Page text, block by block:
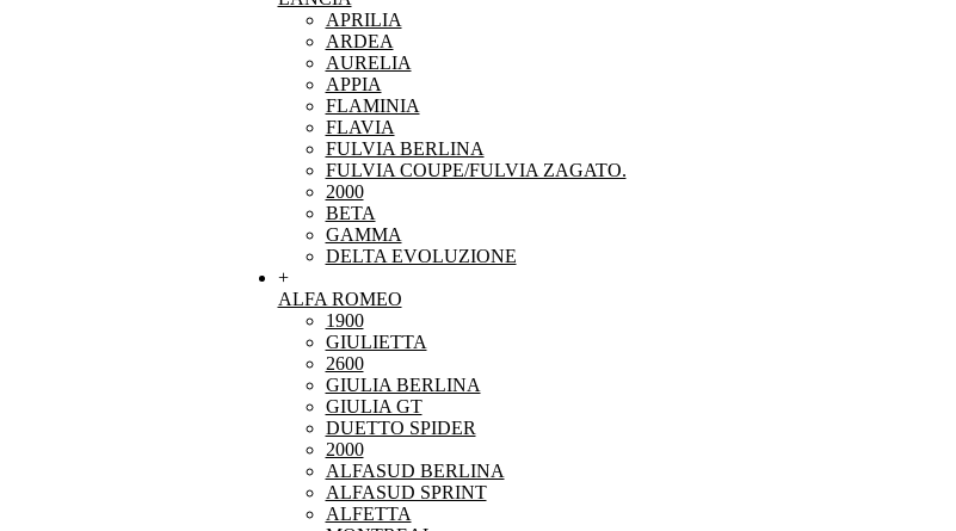
APRILIA
ARDEA
AURELIA
APPIA
FLAMINIA
FLAVIA
FULVIA BERLINA
FULVIA COUPE/FULVIA ZAGATO.
2000
BETA
GAMMA
DELTA EVOLUZIONE
+
ALFA ROMEO
1900
GIULIETTA
2600
GIULIA BERLINA
GIULIA GT
DUETTO SPIDER
2000
ALFASUD BERLINA
ALFASUD SPRINT
ALFETTA